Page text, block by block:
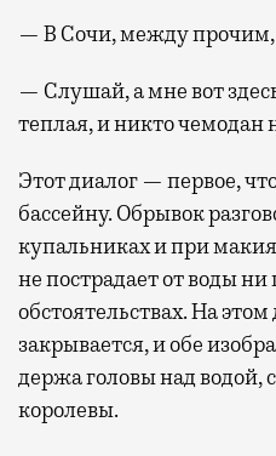
— В Сочи, между прочим,
— Слушай, а мне вот
теплая, и никто чемодан
Этот диалог — первое,
бассейну. Обрывок
купальниках и при
не пострадает от воды
обстоятельствах. На
закрывается, и обе
держа головы над водой,
королевы.